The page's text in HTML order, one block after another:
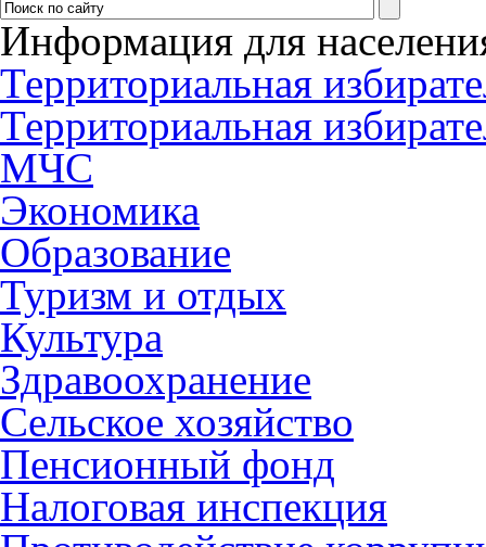
Информация для
Территориальная
Территориальная
МЧС
Экономика
Образование
Туризм и отдых
Культура
Здравоохранение
Сельское хозяйство
Пенсионный фонд
Налоговая инспекция